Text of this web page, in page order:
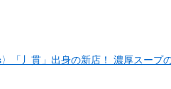
〉「丿貫」出身の新店！ 濃厚スープ